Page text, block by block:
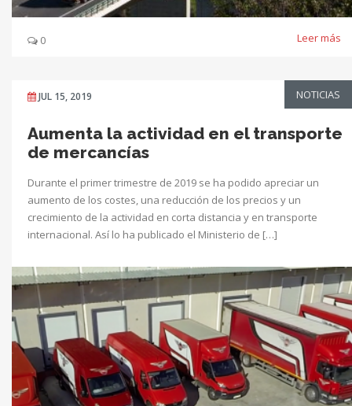
0 Leer más
JUL 15, 2019 NOTICIAS
Aumenta la actividad en el transporte
de mercancías
Durante el primer trimestre de 2019 se ha podido apreciar un
aumento de los costes, una reducción de los precios y un
crecimiento de la actividad en corta distancia y en transporte
internacional. Así lo ha publicado el Ministerio de […]